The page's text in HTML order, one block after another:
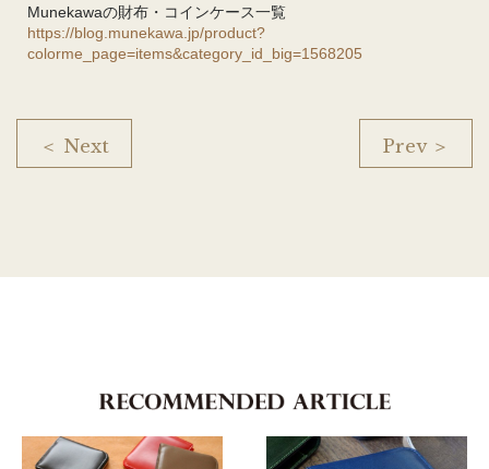
Munekawaの財布・コインケース一覧
https://blog.munekawa.jp/product?
colorme_page=items&category_id_big=1568205
＜ Next Prev ＞